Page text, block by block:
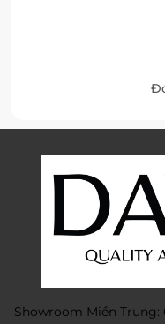
Showroom Miền Trung: